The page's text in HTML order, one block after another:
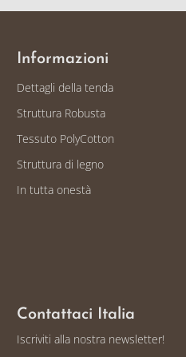
Informazioni
Dettagli della tenda
Struttura Robusta
Tessuto PolyCotton
Struttura di legno
In tutta onestà
Contattaci Italia
Iscriviti alla nostra newsletter!